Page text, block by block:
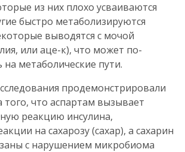
из них плохо усваиваются
быстро метаболизируются
выводятся с мочой
или аце-к), что может по-
метаболические пути.
продемонстрировали
того, что аспартам вызывает
реакцию инсулина,
на сахарозу (сахар), а сахарин
с нарушением микробиома